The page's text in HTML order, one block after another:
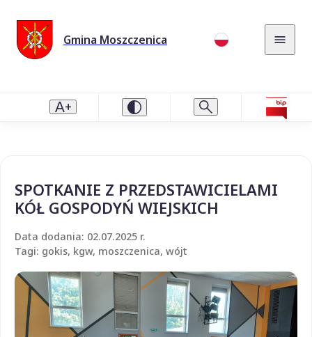
Gmina Moszczenica
SPOTKANIE Z PRZEDSTAWICIELAMI
KÓŁ GOSPODYŃ WIEJSKICH
Data dodania: 02.07.2025 r.
Tagi: gokis, kgw, moszczenica, wójt